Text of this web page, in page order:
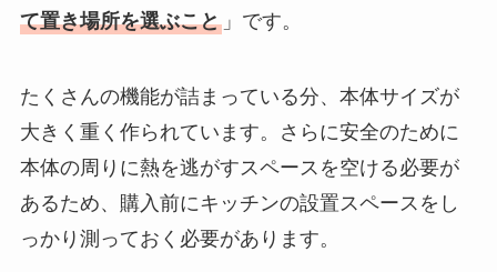
て置き場所を選ぶこと」です。
たくさんの機能が詰まっている分、本体サイズが
大きく重く作られています。さらに安全のために
本体の周りに熱を逃がすスペースを空ける必要が
あるため、購入前にキッチンの設置スペースをし
っかり測っておく必要があります。